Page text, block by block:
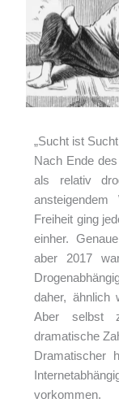
„Sucht ist
Nach Ende
als relativ
ansteigendem
Freiheit ging
einher.
aber 2017
daher, ähnlich
Aber selbst
dramatische
Dramatischer
vorkommen.